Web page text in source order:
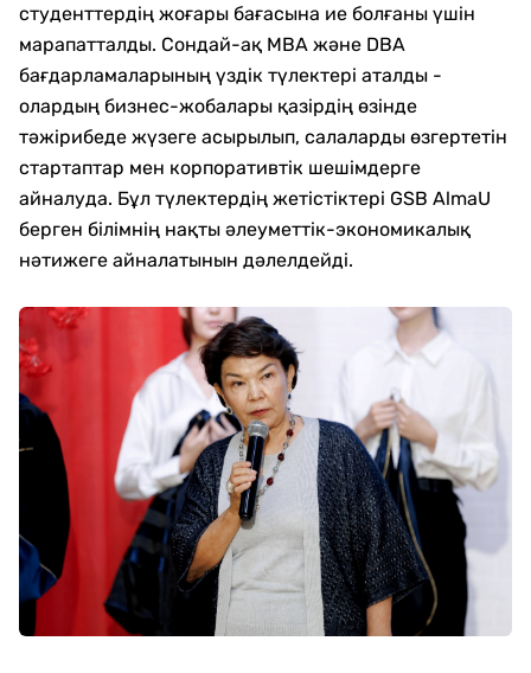
студенттердің жоғары бағасына ие болғаны үшін
марапатталды. Сондай-ақ MBA және DBA
бағдарламаларының үздік түлектері аталды -
олардың бизнес-жобалары қазірдің өзінде
тәжірибеде жүзеге асырылып, салаларды өзгертетін
стартаптар мен корпоративтік шешімдерге
айналуда. Бұл түлектердің жетістіктері GSB AlmaU
берген білімнің нақты әлеуметтік-экономикалық
нәтижеге айналатынын дәлелдейді.